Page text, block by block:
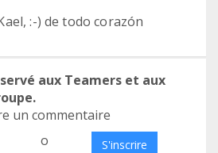
:-) de todo corazón
aux Teamers et aux
un commentaire
o S'inscrire